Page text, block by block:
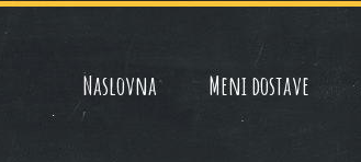
Naslovna Meni dostave